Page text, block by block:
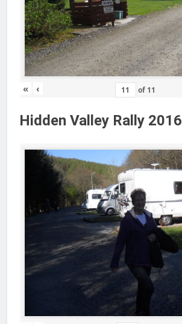
« ‹ of 11
Hidden Valley Rally 2016